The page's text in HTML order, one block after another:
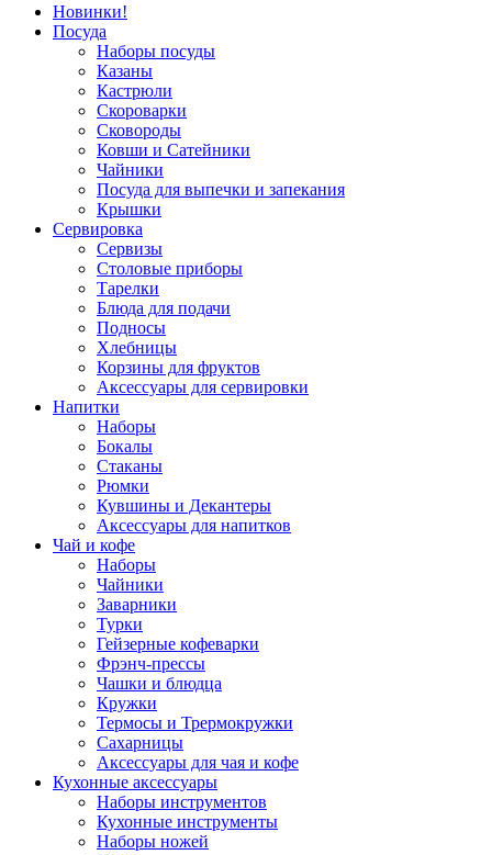
Новинки!
Посуда
Наборы посуды
Казаны
Кастрюли
Скороварки
Сковороды
Ковши и Сатейники
Чайники
Посуда для выпечки и запекания
Крышки
Сервировка
Сервизы
Столовые приборы
Тарелки
Блюда для подачи
Подносы
Хлебницы
Корзины для фруктов
Аксессуары для сервировки
Напитки
Наборы
Бокалы
Стаканы
Рюмки
Кувшины и Декантеры
Аксессуары для напитков
Чай и кофе
Наборы
Чайники
Заварники
Турки
Гейзерные кофеварки
Фрэнч-прессы
Чашки и блюдца
Кружки
Термосы и Трермокружки
Сахарницы
Аксессуары для чая и кофе
Кухонные аксессуары
Наборы инструментов
Кухонные инструменты
Наборы ножей